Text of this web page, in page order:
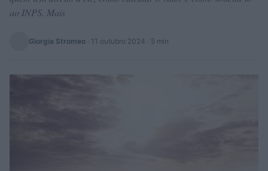
ao INPS. Mais
Giorgia Stromeo · 11 outubro 2024 · 5 min